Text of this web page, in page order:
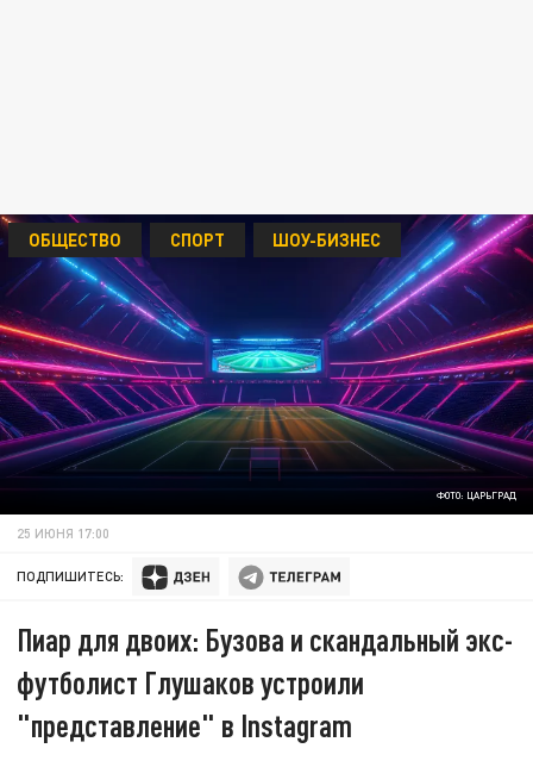
ФОТО: ЦАРЬГРАД
ОБЩЕСТВО СПОРТ ШОУ-БИЗНЕС
25 ИЮНЯ 17:00
ПОДПИШИТЕСЬ:
Пиар для двоих: Бузова и скандальный экс-
футболист Глушаков устроили
"представление" в Instagram